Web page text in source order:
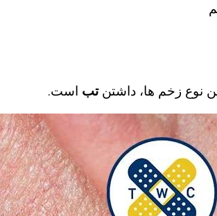
نوع زخم‌ ها، داشتنتب است.